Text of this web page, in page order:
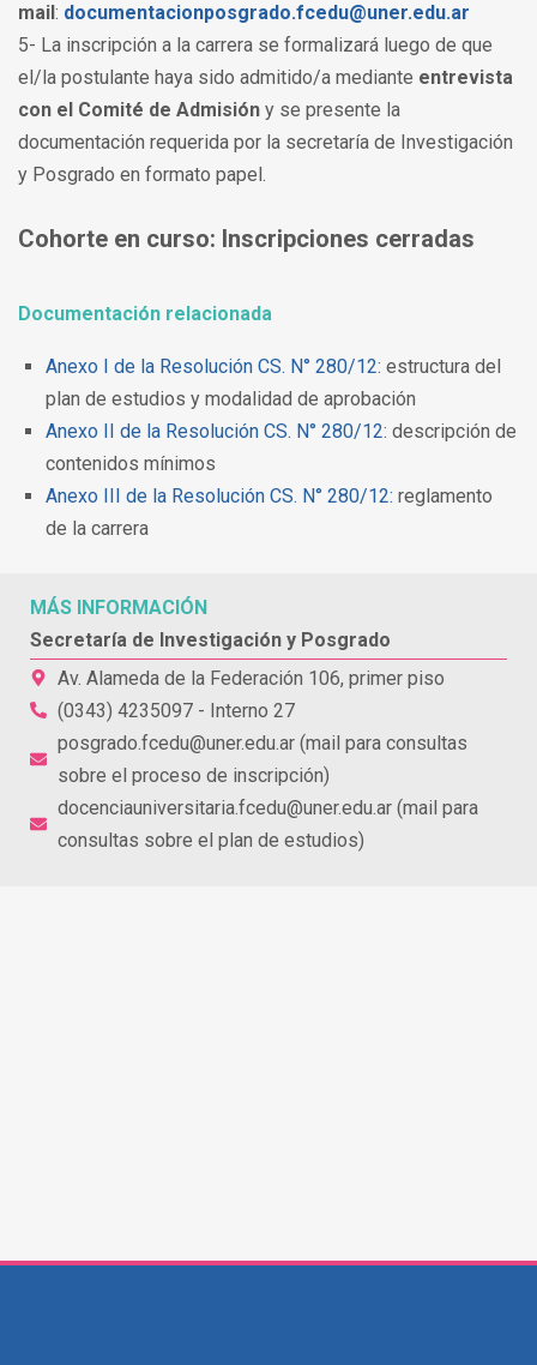
mail : documentacionposgrado.fcedu@uner.edu.ar
5- La inscripción a la carrera se formalizará luego de que
el/la postulante haya sido admitido/a mediante entrevista
con el Comité de Admisión y se presente la
documentación requerida por la secretaría de Investigación
y Posgrado en formato papel.
Cohorte en curso: Inscripciones cerradas
Documentación relacionada
Anexo I de la Resolución CS. N° 280/12: estructura del
plan de estudios y modalidad de aprobación
Anexo II de la Resolución CS. N° 280/12: descripción de
contenidos mínimos
Anexo III de la Resolución CS. N° 280/12: reglamento
de la carrera
MÁS INFORMACIÓN
Secretaría de Investigación y Posgrado
Av. Alameda de la Federación 106, primer piso
(0343) 4235097 - Interno 27
posgrado.fcedu@uner.edu.ar (mail para consultas
sobre el proceso de inscripción)
docenciauniversitaria.fcedu@uner.edu.ar (mail para
consultas sobre el plan de estudios)